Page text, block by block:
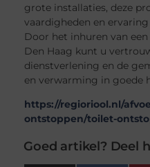
grote installaties, deze
vaardigheden en
Door het inhuren van
Den Haag kunt u
dienstverlening en de
en verwarming in goede
https://regioriool.nl/
ontstoppen/toilet-
Goed artikel? Deel